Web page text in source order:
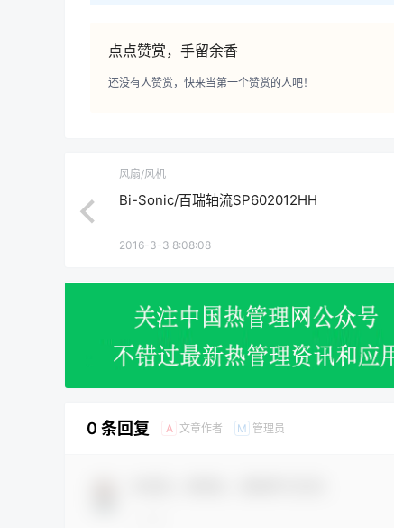
点点赞赏，手留余香
还没有人赞赏，快来当第一个赞赏的人吧！
风扇/风机
Bi-Sonic/百瑞轴流SP602012HH
2016-3-3 8:08:08
0 条回复 A 文章作者 M 管理员